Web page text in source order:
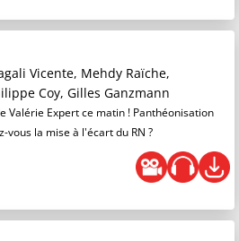
Vicente, Mehdy Raïche,
Coy, Gilles Ganzmann
Valérie Expert ce matin ! Panthéonisation
vous la mise à l'écart du RN ?